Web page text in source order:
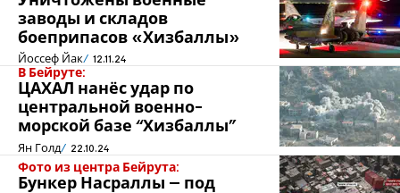
заводы и складов
боеприпасов «Хизбаллы»
Йоссеф Йак 12.11.24
В Бейруте:
ЦАХАЛ нанёс удар по
центральной военно-
морской базе “Хизбаллы”
Ян Голд 22.10.24
Фото из центра Бейрута:
Бункер Насраллы – под